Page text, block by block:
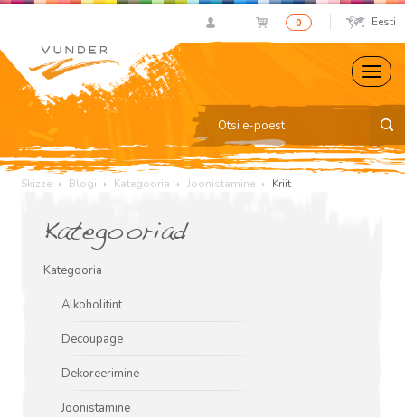
0 Eesti
Skizze Blogi Kategooria Joonistamine Kriit
Kategooriad
Kategooria
Alkoholitint
Decoupage
Dekoreerimine
Joonistamine